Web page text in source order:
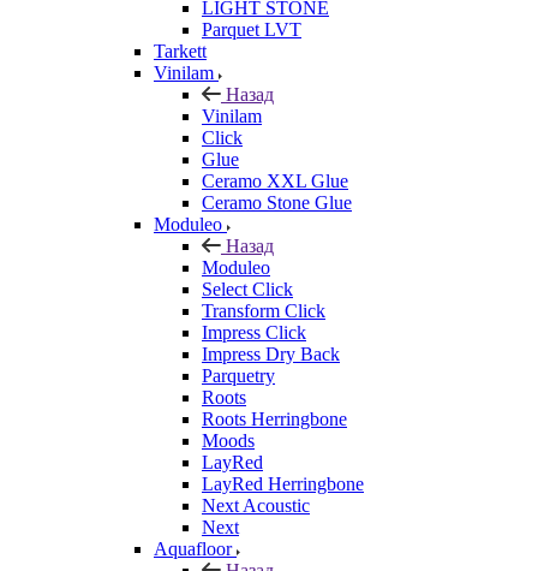
LIGHT STONE
Parquet LVT
Tarkett
Vinilam
Назад
Vinilam
Click
Glue
Ceramo XXL Glue
Ceramo Stone Glue
Moduleo
Назад
Moduleo
Select Click
Transform Click
Impress Click
Impress Dry Back
Parquetry
Roots
Roots Herringbone
Moods
LayRed
LayRed Herringbone
Next Acoustic
Next
Aquafloor